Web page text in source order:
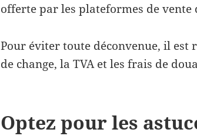
offerte par les plateformes de vente
Pour éviter toute déconvenue, il
de change, la TVA et les frais de
Optez pour les